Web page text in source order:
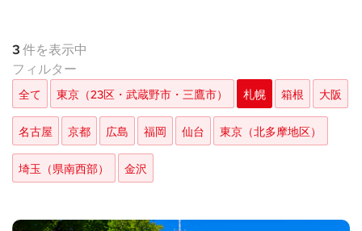
3件を表示中
フィルター
全て 東京（23区・武蔵野市・三鷹市） 札幌 箱根 大阪
名古屋 京都 広島 福岡 仙台 東京（北多摩地区）
埼玉（県南西部） 金沢